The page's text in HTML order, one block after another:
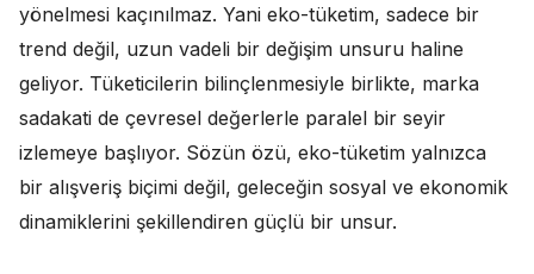
yönelmesi kaçınılmaz. Yani eko-tüketim, sadece bir
trend değil, uzun vadeli bir değişim unsuru haline
geliyor. Tüketicilerin bilinçlenmesiyle birlikte, marka
sadakati de çevresel değerlerle paralel bir seyir
izlemeye başlıyor. Sözün özü, eko-tüketim yalnızca
bir alışveriş biçimi değil, geleceğin sosyal ve ekonomik
dinamiklerini şekillendiren güçlü bir unsur.